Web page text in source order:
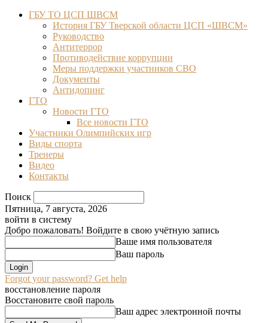
ГБУ ТО ЦСП ШВСМ
История ГБУ Тверской области ЦСП «ШВСМ»
Руководство
Антитеррор
Противодействие коррупции
Меры поддержки участников СВО
Документы
Антидопинг
ГТО
Новости ГТО
Все новости ГТО
Участники Олимпийских игр
Виды спорта
Тренеры
Видео
Контакты
Поиск
Пятница, 7 августа, 2026
войти в систему
Добро пожаловать! Войдите в свою учётную запись
Ваше имя пользователя
Ваш пароль
Forgot your password? Get help
восстановление пароля
Восстановите свой пароль
Ваш адрес электронной почты